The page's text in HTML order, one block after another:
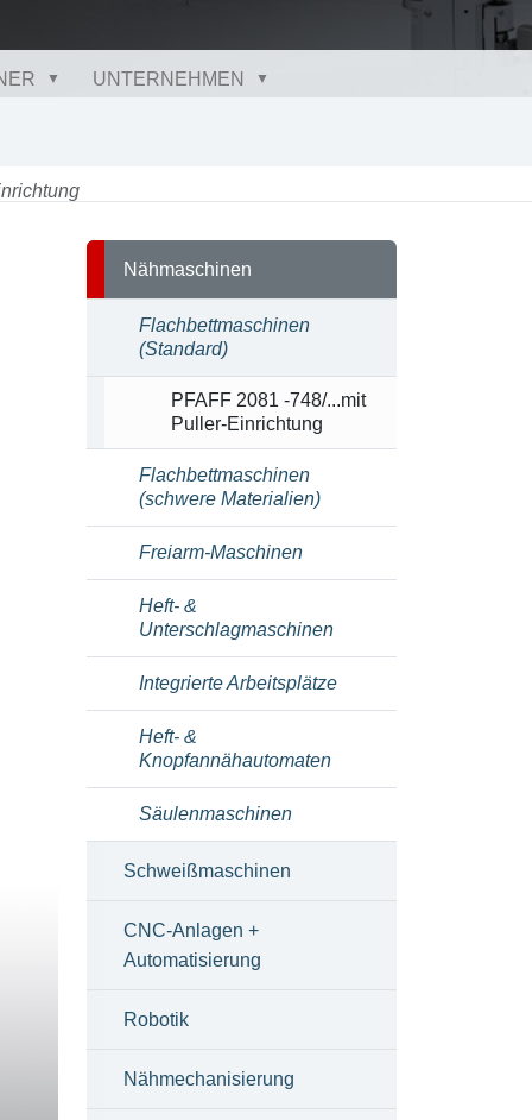
UNTERNEHMEN
Nähmaschinen
Flachbettmaschinen
(Standard)
PFAFF 2081 -748/...mit
Puller-Einrichtung
Flachbettmaschinen
(schwere Materialien)
Freiarm-Maschinen
Heft- &
Unterschlagmaschinen
Integrierte Arbeitsplätze
Heft- &
Knopfannähautomaten
Säulenmaschinen
Schweißmaschinen
CNC-Anlagen +
Automatisierung
Robotik
Nähmechanisierung